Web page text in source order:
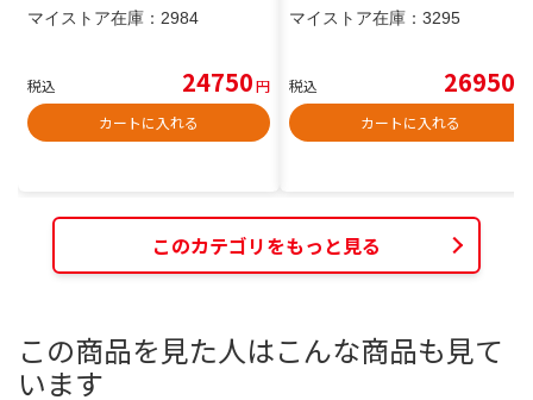
マイストア在庫： 2984
税込 24750円
カートに入れる
マイストア在庫： 3295
税込 26950
カートに入れる
このカテゴリをもっと見る
この商品を見た人はこんな商品も見て
います